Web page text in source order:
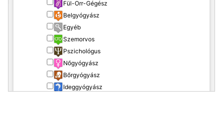
Fül-Orr-Gégész
Belgyógyász
Egyéb
Szemorvos
Pszichológus
Nőgyógyász
Bőrgyógyász
Ideggyógyász